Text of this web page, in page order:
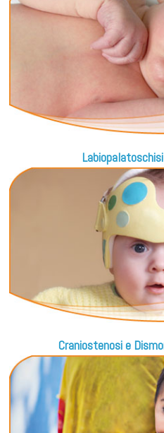
Craniostenosi e